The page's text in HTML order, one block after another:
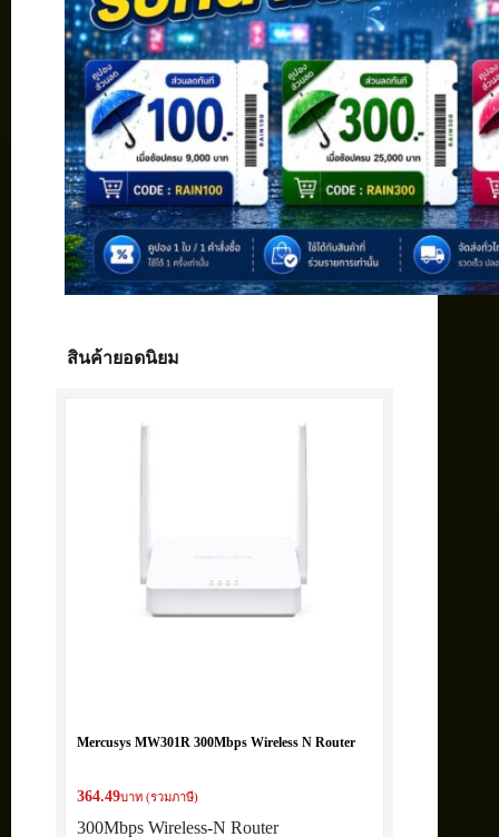
สินค้ายอดนิยม
Mercusys MW301R 300Mbps Wireless N Router
364.49บาท (รวมภาษี)
300Mbps Wireless-N Router